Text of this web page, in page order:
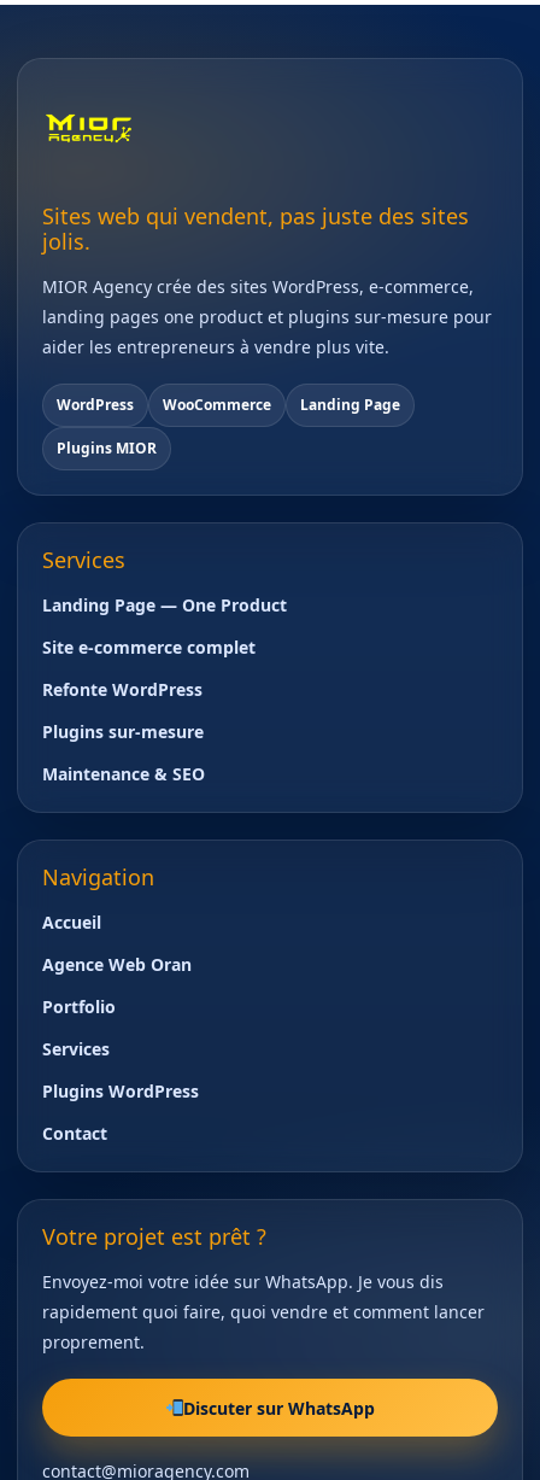
Sites web qui vendent, pas juste des sites
jolis.
MIOR Agency crée des sites WordPress, e-commerce,
landing pages one product et plugins sur-mesure pour
aider les entrepreneurs à vendre plus vite.
WordPress WooCommerce Landing Page
Plugins MIOR
Services
Landing Page — One Product
Site e-commerce complet
Refonte WordPress
Plugins sur-mesure
Maintenance & SEO
Navigation
Accueil
Agence Web Oran
Portfolio
Services
Plugins WordPress
Contact
Votre projet est prêt ?
Envoyez-moi votre idée sur WhatsApp. Je vous dis
rapidement quoi faire, quoi vendre et comment lancer
proprement.
Discuter sur WhatsApp
contact@mioragency.com